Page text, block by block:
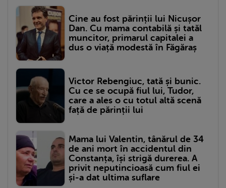
Cine au fost părinții lui Nicușor
Dan. Cu mama contabilă și tatăl
muncitor, primarul capitalei a
dus o viață modestă în Făgăraș
Victor Rebengiuc, tată și bunic.
Cu ce se ocupă fiul lui, Tudor,
care a ales o cu totul altă scenă
față de părinții lui
Mama lui Valentin, tânărul de 34
de ani mort în accidentul din
Constanța, își strigă durerea. A
privit neputincioasă cum fiul ei
și-a dat ultima suflare